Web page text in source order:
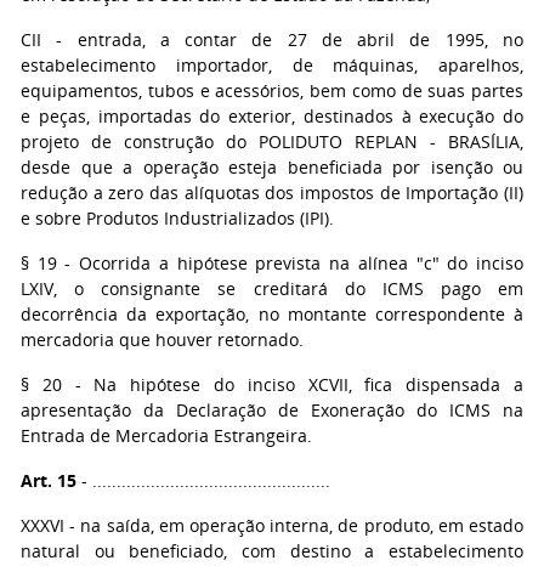
CII - entrada, a contar de 27 de abril de 1995, no
estabelecimento importador, de máquinas, aparelhos,
equipamentos, tubos e acessórios, bem como de suas partes
e peças, importadas do exterior, destinados à execução do
projeto de construção do POLIDUTO REPLAN - BRASÍLIA,
desde que a operação esteja beneficiada por isenção ou
redução a zero das alíquotas dos impostos de Importação (II)
e sobre Produtos Industrializados (IPI).
§ 19 - Ocorrida a hipótese prevista na alínea "c" do inciso
LXIV, o consignante se creditará do ICMS pago em
decorrência da exportação, no montante correspondente à
mercadoria que houver retornado.
§ 20 - Na hipótese do inciso XCVII, fica dispensada a
apresentação da Declaração de Exoneração do ICMS na
Entrada de Mercadoria Estrangeira.
Art. 15 - .................................................
XXXVI - na saída, em operação interna, de produto, em estado
natural ou beneficiado, com destino a estabelecimento